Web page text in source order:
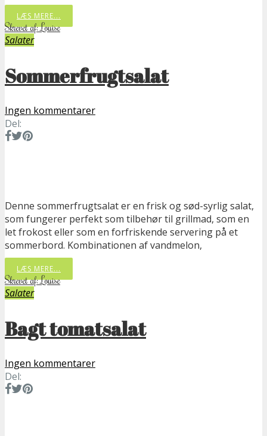
LÆS MERE...
Skrevet af: Louise
Salater
Sommerfrugtsalat
Ingen kommentarer
Del:
Denne sommerfrugtsalat er en frisk og sød-syrlig salat,
som fungerer perfekt som tilbehør til grillmad, som en
let frokost eller som en forfriskende servering på et
sommerbord. Kombinationen af vandmelon,
LÆS MERE...
Skrevet af: Louise
Salater
Bagt tomatsalat
Ingen kommentarer
Del: